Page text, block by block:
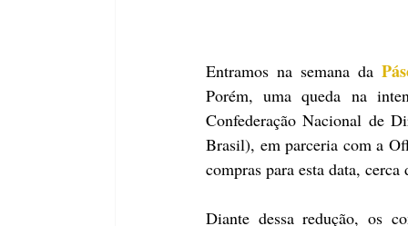
Entramos na semana da
Porém, uma queda na
Confederação Nacional de
Brasil), em parceria com a
compras para esta data,
Diante dessa redução, os